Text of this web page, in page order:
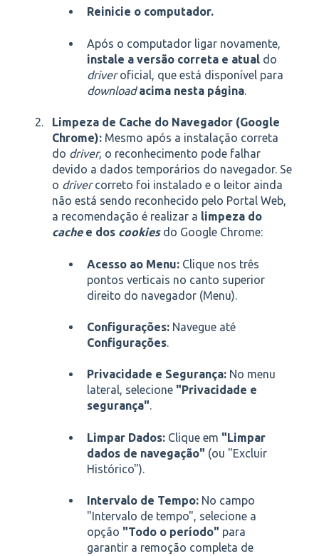
Reinicie o computador.
Após o computador ligar novamente,
instale a versão correta e atual do
driveroficial, que está disponível para
download acima nesta página.
Limpeza de Cache do Navegador (Google
Chrome): Mesmo após a instalação correta
do driver, o reconhecimento pode falhar
devido a dados temporários do navegador. Se
o drivercorreto foi instalado e o leitor ainda
não está sendo reconhecido pelo Portal Web,
a recomendação é realizar a limpeza do
cachee dos cookiesdo Google Chrome:
Acesso ao Menu: Clique nos três
pontos verticais no canto superior
direito do navegador (Menu).
Configurações: Navegue até
Configurações.
Privacidade e Segurança: No menu
lateral, selecione "Privacidade e
segurança".
Limpar Dados: Clique em "Limpar
dados de navegação" (ou "Excluir
Histórico").
Intervalo de Tempo: No campo
"Intervalo de tempo", selecione a
opção "Todo o período" para
garantir a remoção completa de